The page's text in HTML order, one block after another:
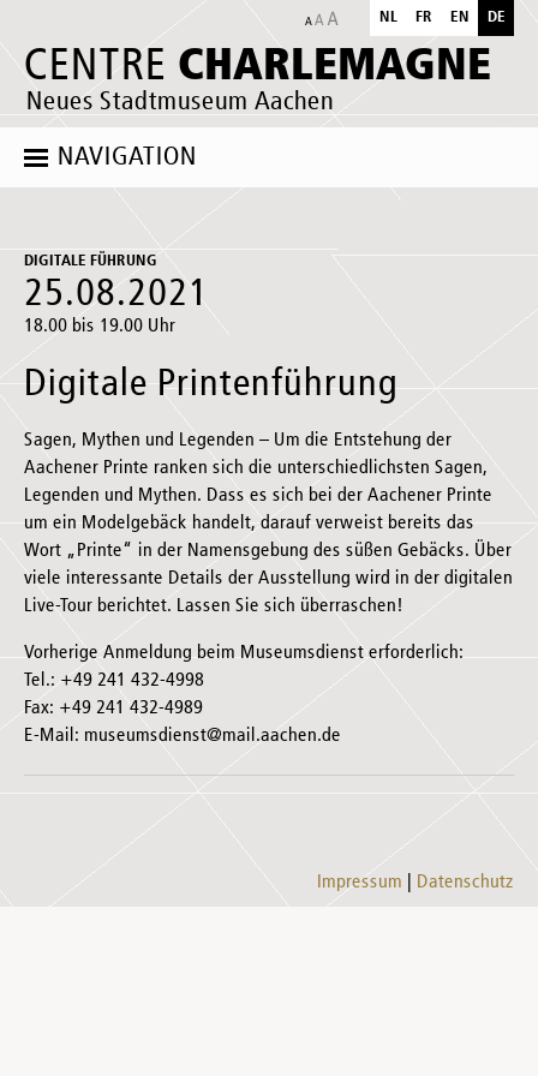
CENTRE CHARLEMAGNE
Neues Stadtmuseum Aachen
NL FR EN DE
NAVIGATION
DIGITALE FÜHRUNG
25.08.2021
18.00 bis 19.00 Uhr
Digitale Printenführung
Sagen, Mythen und Legenden – Um die Entstehung der
Aachener Printe ranken sich die unterschiedlichsten Sagen,
Legenden und Mythen. Dass es sich bei der Aachener Printe
um ein Modelgebäck handelt, darauf verweist bereits das
Wort „Printe“ in der Namensgebung des süßen Gebäcks. Über
viele interessante Details der Ausstellung wird in der digitalen
Live-Tour berichtet. Lassen Sie sich überraschen!
Vorherige Anmeldung beim Museumsdienst erforderlich:
Tel.: +49 241 432-4998
Fax: +49 241 432-4989
E-Mail: museumsdienst@mail.aachen.de
Impressum Datenschutz